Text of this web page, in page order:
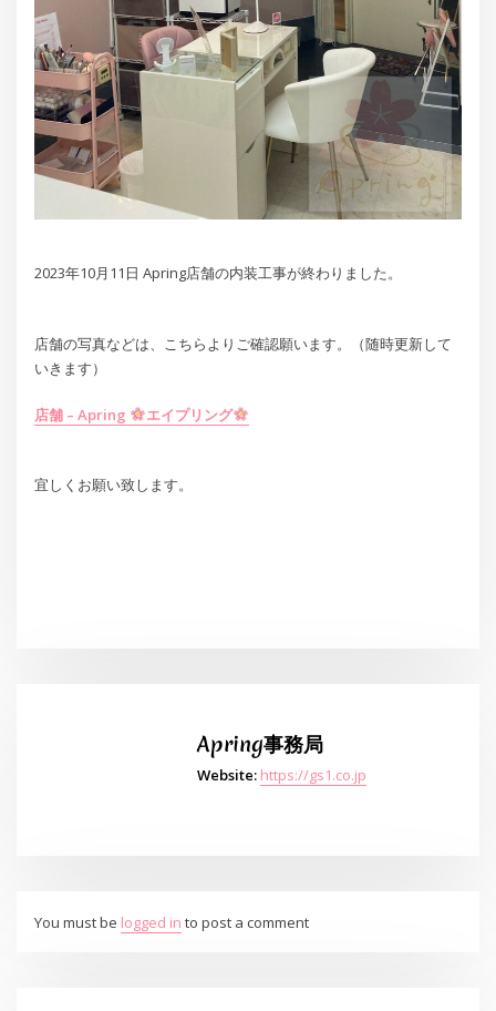
2023年10月11日 Apring店舗の内装工事が終わりました。
店舗の写真などは、こちらよりご確認願います。（随時更新して
いきます）
店舗 – Apring エイプリング
宜しくお願い致します。
Apring事務局
Website: https://gs1.co.jp
You must be logged in to post a comment